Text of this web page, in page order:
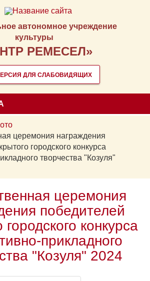
автономное учреждение
культуры
РЕМЕСЕЛ»
ДЛЯ СЛАБОВИДЯЩИХ
церемония награждения
городского конкурса
творчества "Козуля"
церемония
победителей
городского конкурса
прикладного
"Козуля" 2024